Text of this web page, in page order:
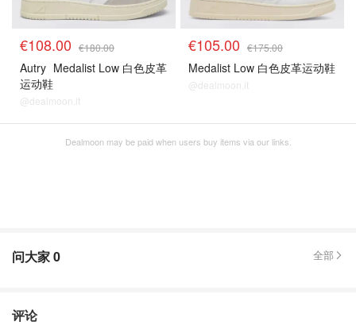
€108.00 €180.00
Autry Medalist Low 白色皮革
运动鞋
@dealmoon.it
€105.00 €175.00
Medalist Low 白色皮革运动鞋
@dealmoon.it
Dealmoon may be paid when users buy items via our links.
问大家0 全部
评论